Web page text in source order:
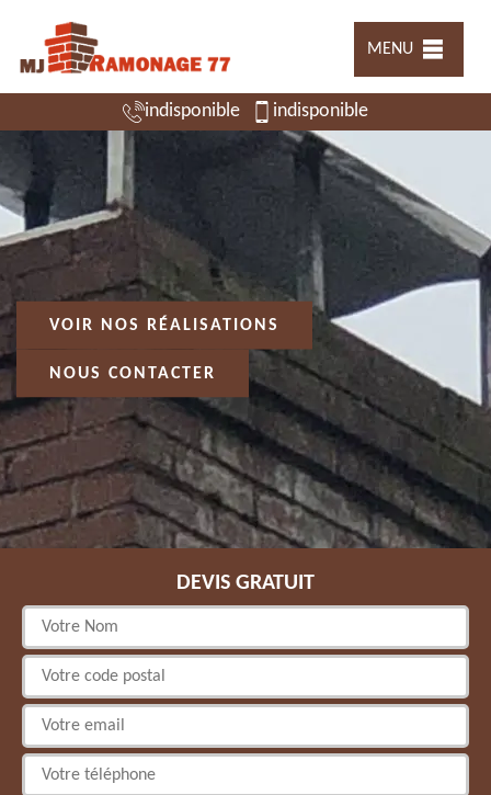
MENU
indisponible indisponible
VOIR NOS RÉALISATIONS
NOUS CONTACTER
DEVIS GRATUIT